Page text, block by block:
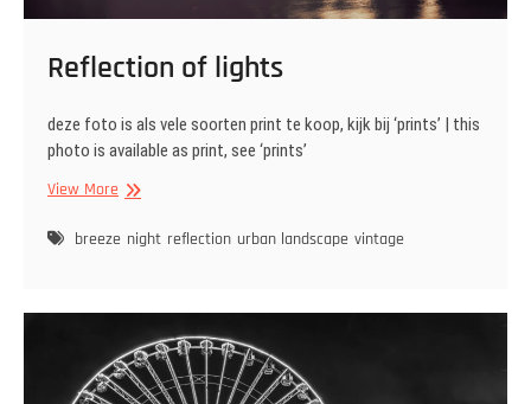
Reflection of lights
deze foto is als vele soorten print te koop, kijk bij ‘prints’ | this
photo is available as print, see ‘prints’
View MoreReflection
lights
breeze night reflection urban landscape vintage